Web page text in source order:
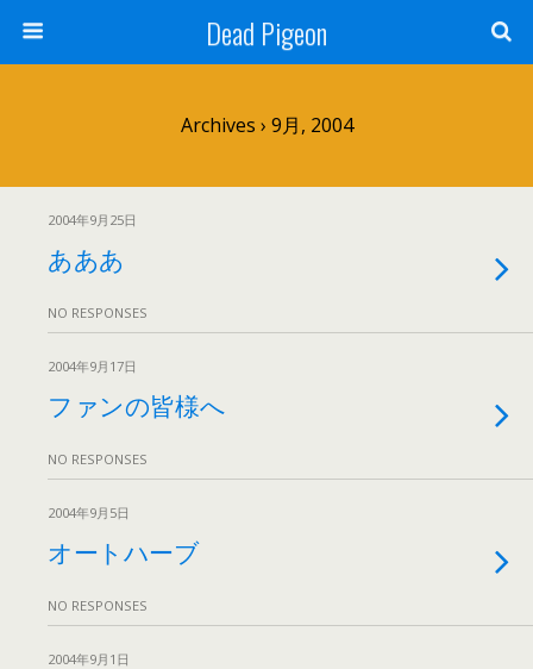
Dead Pigeon
Archives › 9月, 2004
2004年9月25日
あああ
NO RESPONSES
2004年9月17日
ファンの皆様へ
NO RESPONSES
2004年9月5日
オートハーブ
NO RESPONSES
2004年9月1日